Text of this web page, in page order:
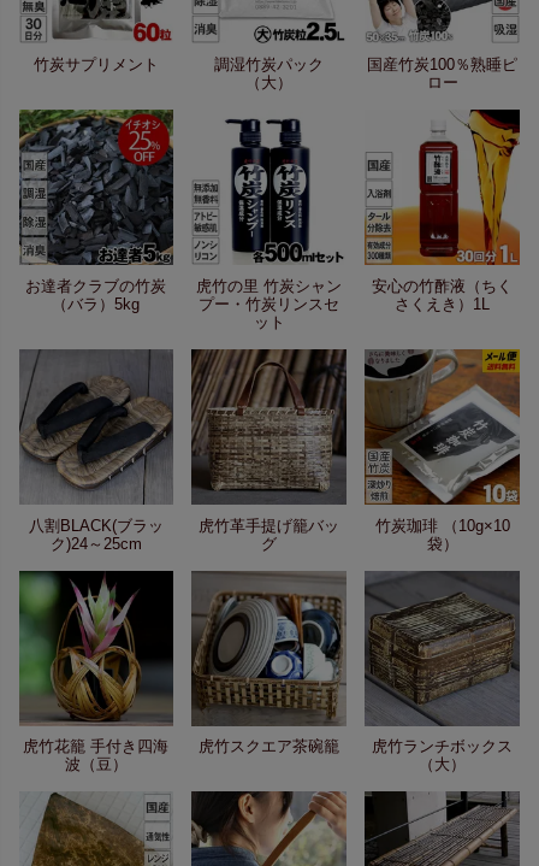
竹炭サプリメント
調湿竹炭パック
（大）
国産竹炭100％熟睡ピ
ロー
お達者クラブの竹炭
（バラ）5kg
虎竹の里 竹炭シャン
プー・竹炭リンスセ
ット
安心の竹酢液（ちく
さくえき）1L
八割BLACK(ブラッ
ク)24～25cm
虎竹革手提げ籠バッ
グ
竹炭珈琲 （10g×10
袋）
虎竹花籠 手付き四海
波（豆）
虎竹スクエア茶碗籠
虎竹ランチボックス
（大）